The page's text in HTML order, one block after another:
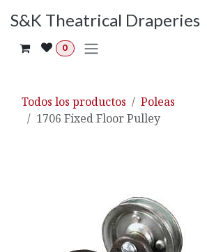
S&K Theatrical Draperies
0
Todos los productos
Poleas
1706 Fixed Floor Pulley